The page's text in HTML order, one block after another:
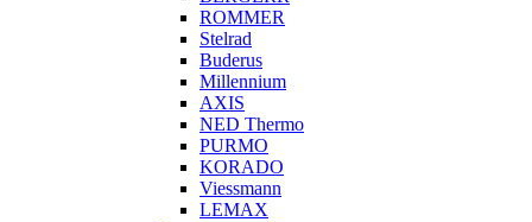
ROMMER
Stelrad
Buderus
Millennium
AXIS
NED Thermo
PURMO
KORADO
Viessmann
LEMAX